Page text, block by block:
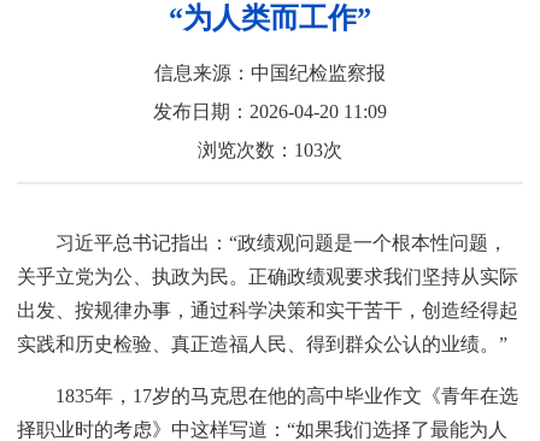
“为人类而工作”
信息来源：中国纪检监察报
发布日期：2026-04-20 11:09
浏览次数： 103次
习近平总书记指出：“政绩观问题是一个根本性问题，
关乎立党为公、执政为民。正确政绩观要求我们坚持从实际
出发、按规律办事，通过科学决策和实干苦干，创造经得起
实践和历史检验、真正造福人民、得到群众公认的业绩。”
1835年，17岁的马克思在他的高中毕业作文《青年在选
择职业时的考虑》中这样写道：“如果我们选择了最能为人